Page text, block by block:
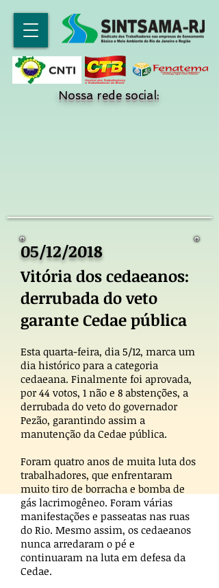
Nossa rede social:
05/12/2018
Vitória dos cedaeanos:
derrubada do veto
garante Cedae pública
Esta quarta-feira, dia 5/12, marca um
dia histórico para a categoria
cedaeana. Finalmente foi aprovada,
por 44 votos, 1 não e 8 abstenções, a
derrubada do veto do governador
Pezão, garantindo assim a
manutenção da Cedae pública.
Foram quatro anos de muita luta dos
trabalhadores, que enfrentaram
muito tiro de borracha e bomba de
gás lacrimogêneo. Foram várias
manifestações e passeatas nas ruas
do Rio. Mesmo assim, os cedaeanos
nunca arredaram o pé e
continuaram na luta em defesa da
Cedae.